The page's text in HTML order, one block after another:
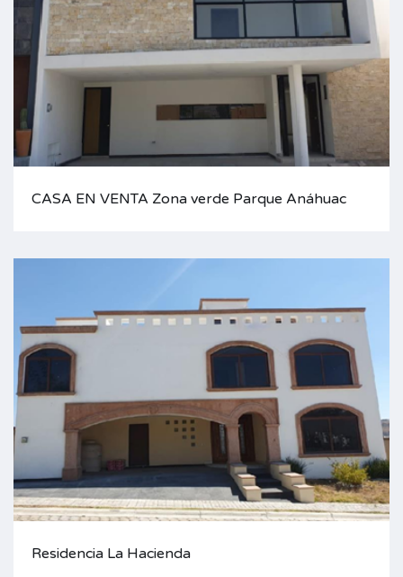
CASA EN VENTA Zona verde Parque Anáhuac
Residencia La Hacienda